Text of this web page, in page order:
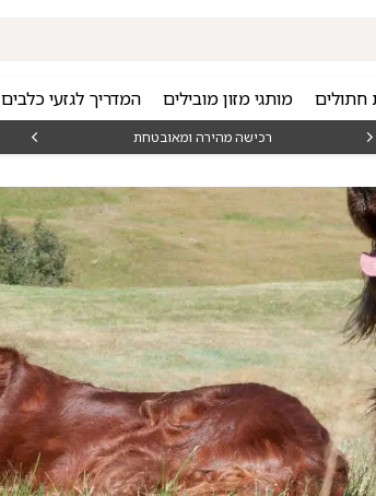
חתולים מותגי מזון מובילים המדריך לגזעי כלבים
רכישה מהירה ומאובטחת